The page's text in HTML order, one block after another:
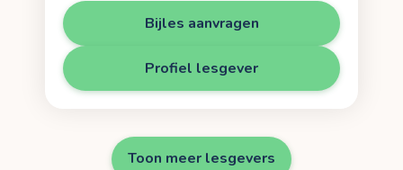
Bijles aanvragen
Profiel lesgever
Toon meer lesgevers